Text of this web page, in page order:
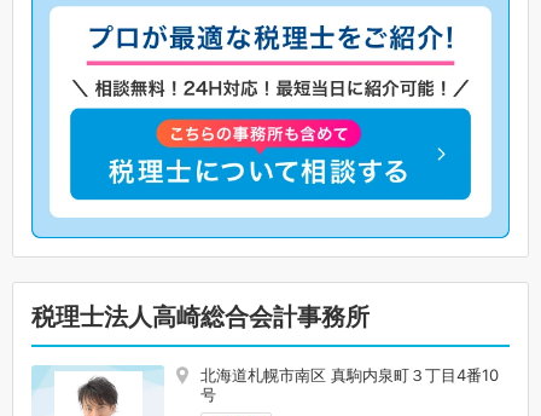
税理士法人高崎総合会計事務所
北海道札幌市南区 真駒内泉町３丁目4番10
号